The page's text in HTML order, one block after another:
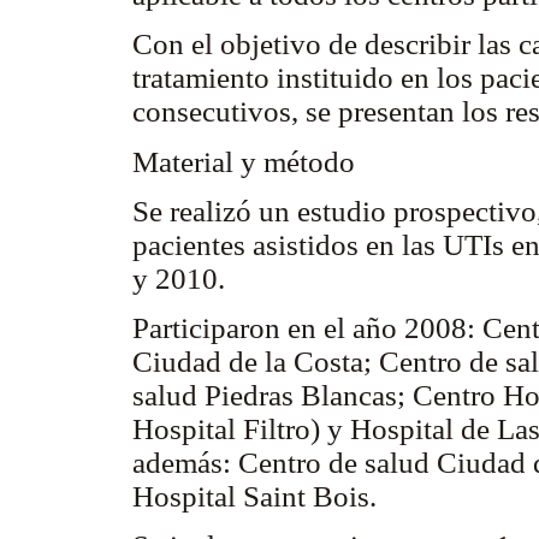
Con el objetivo de describir las
tratamiento instituido en los
consecutivos, se presentan los
Material y método
Se realizó un estudio
pacientes asistidos en las UTIs
y 2010.
Participaron en el año 2008:
Ciudad de la Costa; Centro de
salud Piedras Blancas; Centro
Hospital Filtro) y Hospital de
además: Centro de salud
Hospital Saint Bois.